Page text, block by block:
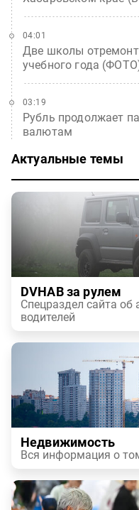
Две школы
учебного года
04:01
Рубль продолжает
валютам
03:19
Актуальные темы
DVHAB за рулем
Спецраздел сайта об
водителей
Недвижимость
Вся информация о